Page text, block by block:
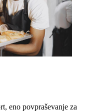
eno povpraševanje za